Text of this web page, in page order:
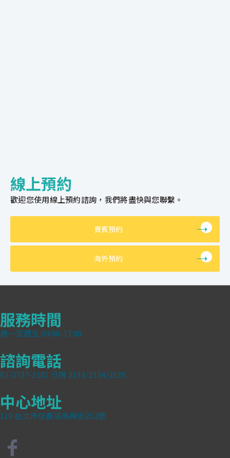
線上預約
歡迎您使用線上預約諮詢，我們將盡快與您聯繫。
貴賓預約
海外預約
服務時間
週一至週五 09:00-17:00
諮詢電話
02-2737-2181 分機 2133/2134/2135
中心地址
110 台北市信義區吳興街252號